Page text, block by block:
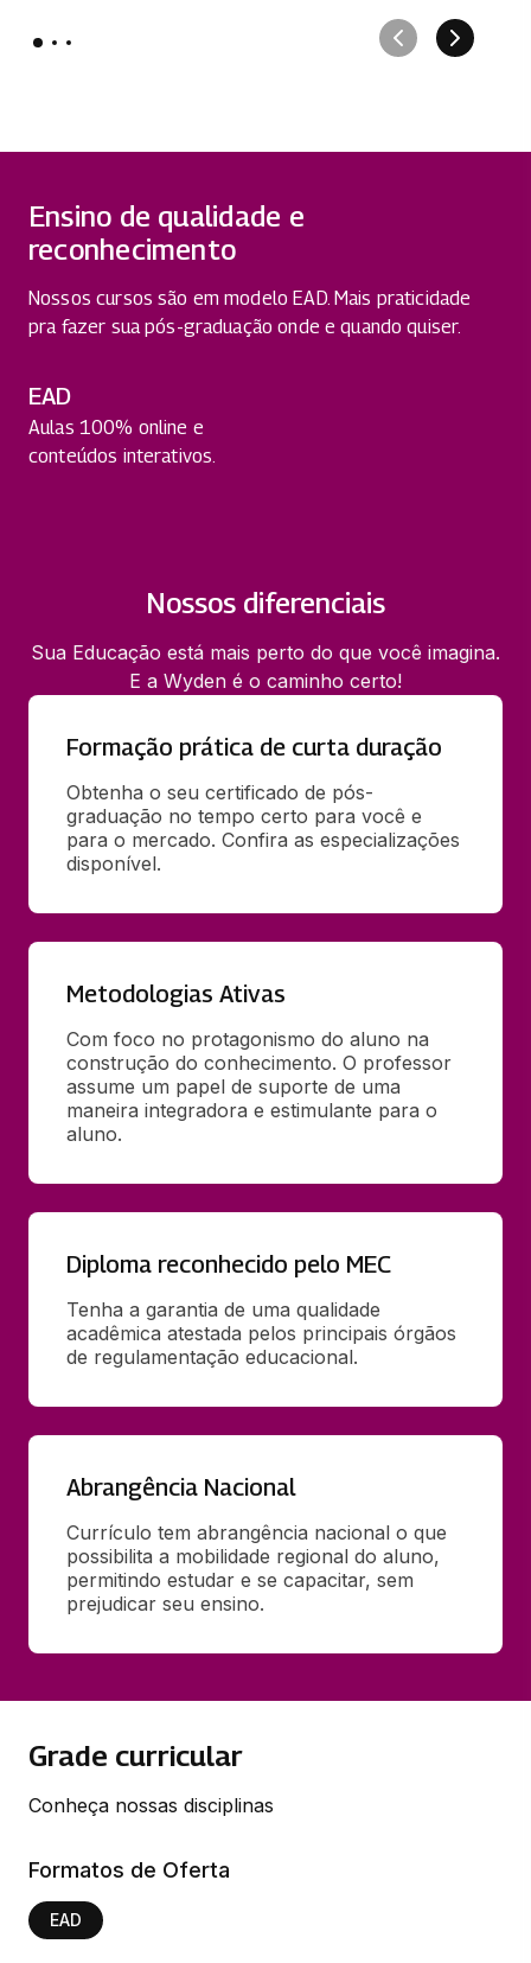
Ensino de qualidade e
reconhecimento
Nossos cursos são em modelo EAD. Mais praticidade
pra fazer sua pós-graduação onde e quando quiser.
EAD
Aulas 100% online e
conteúdos interativos.
Nossos diferenciais
Sua Educação está mais perto do que você imagina.
E a Wyden é o caminho certo!
Formação prática de curta duração
Obtenha o seu certificado de pós-
graduação no tempo certo para você e
para o mercado. Confira as especializações
disponível.
Metodologias Ativas
Com foco no protagonismo do aluno na
construção do conhecimento. O professor
assume um papel de suporte de uma
maneira integradora e estimulante para o
aluno.
Diploma reconhecido pelo MEC
Tenha a garantia de uma qualidade
acadêmica atestada pelos principais órgãos
de regulamentação educacional.
Abrangência Nacional
Currículo tem abrangência nacional o que
possibilita a mobilidade regional do aluno,
permitindo estudar e se capacitar, sem
prejudicar seu ensino.
Grade curricular
Conheça nossas disciplinas
Formatos de Oferta
EAD